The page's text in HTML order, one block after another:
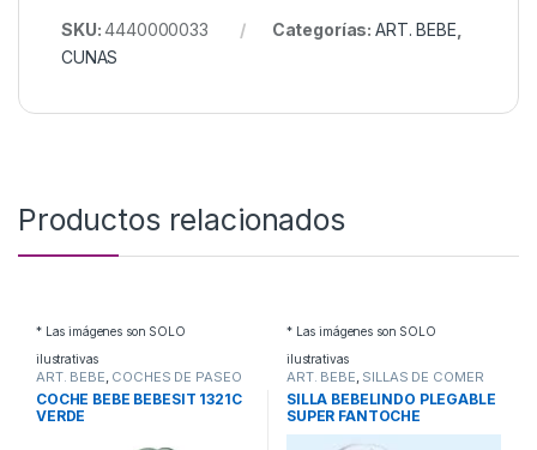
SKU:4440000033 Categorías: ART. BEBE
CUNAS
Productos relacionados
* Las imágenes son SOLO
ilustrativas
ART. BEBE, COCHES DE PASEO
COCHE BEBE BEBESIT 1321C
VERDE
* Las imágenes son SOLO
ilustrativas
ART. BEBE, SILLAS DE COMER
SILLA BEBELINDO PLEGABLE
SUPER FANTOCHE